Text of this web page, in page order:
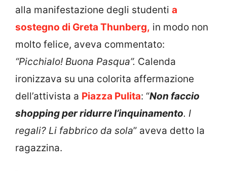
alla manifestazione degli studenti a
sostegno di Greta Thunberg, in modo non
molto felice, aveva commentato:
“Picchialo! Buona Pasqua”. Calenda
ironizzava su una colorita affermazione
dell’attivista a Piazza Pulita: “Non faccio
shopping per ridurre l’inquinamento. I
regali? Li fabbrico da sola” aveva detto la
ragazzina.